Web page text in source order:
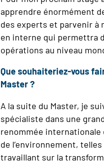
apprendre énormément
des experts et parvenir à
en interne qui permettra
opérations au niveau
Que souhaiteriez-vous
Master ?
A la suite du Master, je
spécialiste dans une
renommée internationale
de l’environnement,
travaillant sur la